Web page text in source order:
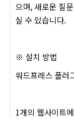
으며, 새로운 질
실 수 있습니다.
※ 설치 방법
워드프레스 플러
1개의 웹사이트